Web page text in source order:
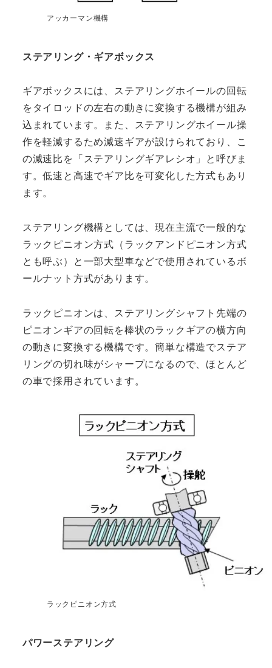
アッカーマン機構
ステアリング・ギアボックス
ギアボックスには、ステアリングホイールの回転
をタイロッドの左右の動きに変換する機構が組み
込まれています。また、ステアリングホイール操
作を軽減するため減速ギアが設けられており、こ
の減速比を「ステアリングギアレシオ」と呼びま
す。低速と高速でギア比を可変化した方式もあり
ます。
ステアリング機構としては、現在主流で一般的な
ラックピニオン方式（ラックアンドピニオン方式
とも呼ぶ）と一部大型車などで使用されているボ
ールナット方式があります。
ラックピニオンは、ステアリングシャフト先端の
ピニオンギアの回転を棒状のラックギアの横方向
の動きに変換する機構です。簡単な構造でステア
リングの切れ味がシャープになるので、ほとんど
の車で採用されています。
ラックピニオン方式
パワーステアリング